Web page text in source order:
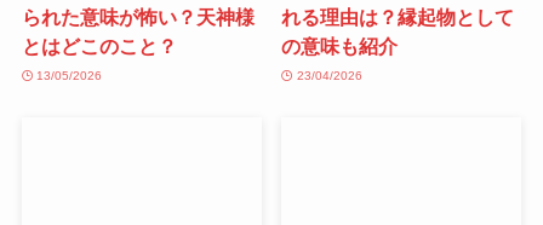
られた意味が怖い？天神様
とはどこのこと？
13/05/2026
れる理由は？縁起物として
の意味も紹介
23/04/2026